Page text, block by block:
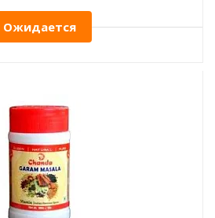
Ожидается